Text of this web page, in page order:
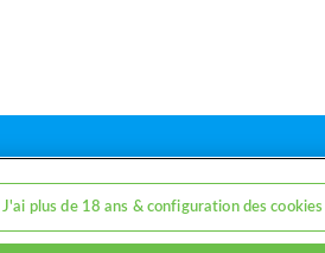
Contact
J'ai plus de 18 ans & configuration des cookies